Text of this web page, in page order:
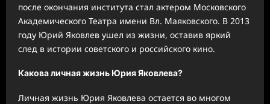
после окончания института стал актером Московского
Академического Театра имени Вл. Маяковского. В 2013
году Юрий Яковлев ушел из жизни, оставив яркий
след в истории советского и российского кино.
Какова личная жизнь Юрия Яковлева?
Личная жизнь Юрия Яковлева остается во многом